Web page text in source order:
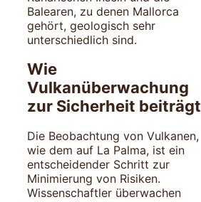
Balearen, zu denen Mallorca
gehört, geologisch sehr
unterschiedlich sind.
Wie
Vulkanüberwachung
zur Sicherheit beiträgt
Die Beobachtung von Vulkanen,
wie dem auf La Palma, ist ein
entscheidender Schritt zur
Minimierung von Risiken.
Wissenschaftler überwachen